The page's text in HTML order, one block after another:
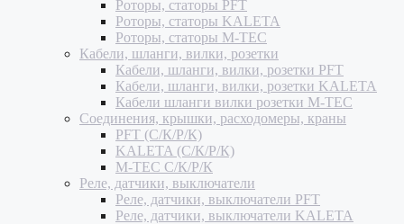
Роторы, статоры PFT
Роторы, статоры KALETA
Роторы, статоры M-TEC
Кабели, шланги, вилки, розетки
Кабели, шланги, вилки, розетки PFT
Кабели, шланги, вилки, розетки KALETA
Кабели шланги вилки розетки M-TEC
Соединения, крышки, расходомеры, краны
PFT (С/К/Р/К)
KALETA (С/К/Р/К)
M-TEC С/К/Р/К
Реле, датчики, выключатели
Реле, датчики, выключатели PFT
Реле, датчики, выключатели KALETA